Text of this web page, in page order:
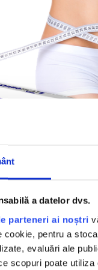
a datelor dvs.
parteneri ai noștri
cookie, pentru a
evaluări ale
scopuri poate utiliza